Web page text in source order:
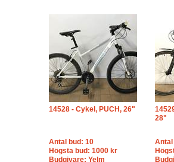
14528 - Cykel, PUCH, 26"
Antal bud: 10
Högsta bud: 1000 kr
Budgivare: Yelm
28"
Antal